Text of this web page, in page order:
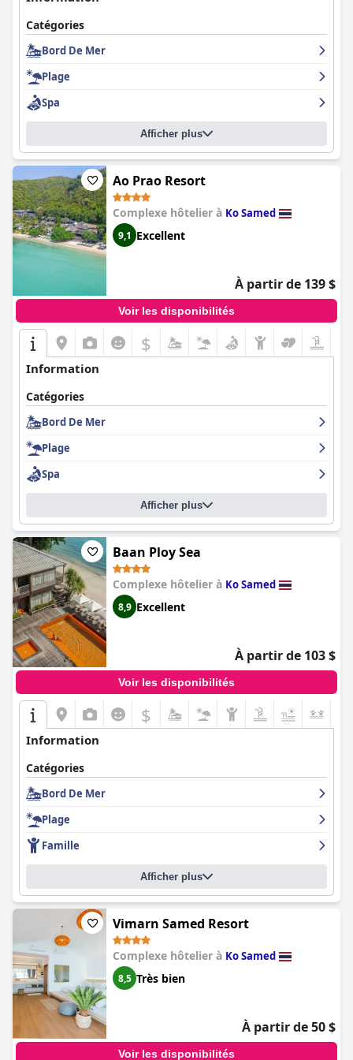
Catégories
Bord De Mer
Plage
Spa
Afficher plus
Ao Prao Resort
Complexe hôtelier à Ko Samed
9,1 Excellent
À partir de 139 $
Voir les disponibilités
$
Information
Catégories
Bord De Mer
Plage
Spa
Afficher plus
Baan Ploy Sea
Complexe hôtelier à Ko Samed
8,9 Excellent
À partir de 103 $
Voir les disponibilités
$
Information
Catégories
Bord De Mer
Plage
Famille
Afficher plus
Vimarn Samed Resort
Complexe hôtelier à Ko Samed
8,5 Très bien
À partir de 50 $
Voir les disponibilités